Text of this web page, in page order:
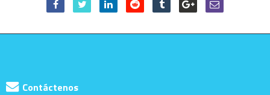
Contáctenos